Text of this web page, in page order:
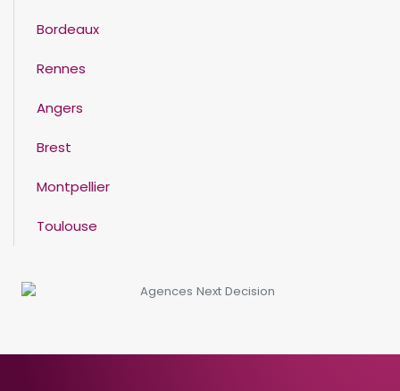
Bordeaux
Rennes
Angers
Brest
Montpellier
Toulouse